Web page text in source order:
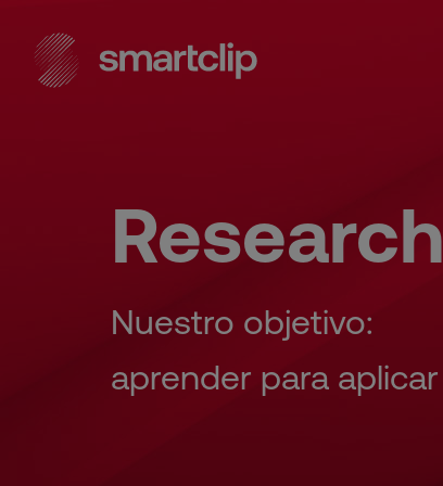
Research
Nuestro objetivo:
aprender para aplicar